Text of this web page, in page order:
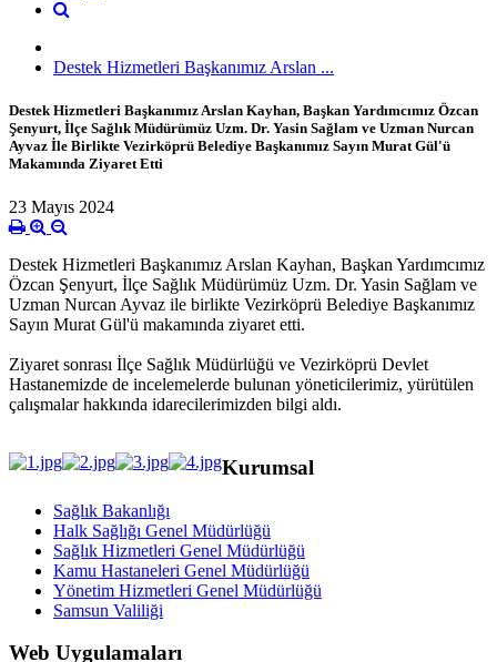
Destek Hizmetleri Başkanımız Arslan ...
Destek Hizmetleri Başkanımız Arslan Kayhan, Başkan Yardımcımız Özcan
Şenyurt, İlçe Sağlık Müdürümüz Uzm. Dr. Yasin Sağlam ve Uzman Nurcan
Ayvaz İle Birlikte Vezirköprü Belediye Başkanımız Sayın Murat Gül'ü
Makamında Ziyaret Etti
23 Mayıs 2024
Destek Hizmetleri Başkanımız Arslan Kayhan, Başkan Yardımcımız
Özcan Şenyurt, İlçe Sağlık Müdürümüz Uzm. Dr. Yasin Sağlam ve
Uzman Nurcan Ayvaz ile birlikte Vezirköprü Belediye Başkanımız
Sayın Murat Gül'ü makamında ziyaret etti.
Ziyaret sonrası İlçe Sağlık Müdürlüğü ve Vezirköprü Devlet
Hastanemizde de incelemelerde bulunan yöneticilerimiz, yürütülen
çalışmalar hakkında idarecilerimizden bilgi aldı.
Kurumsal
Sağlık Bakanlığı
Halk Sağlığı Genel Müdürlüğü
Sağlık Hizmetleri Genel Müdürlüğü
Kamu Hastaneleri Genel Müdürlüğü
Yönetim Hizmetleri Genel Müdürlüğü
Samsun Valiliği
Web Uygulamaları